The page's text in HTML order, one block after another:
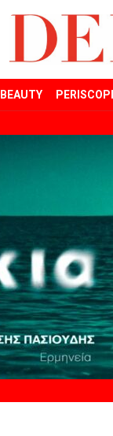
BEAUTY